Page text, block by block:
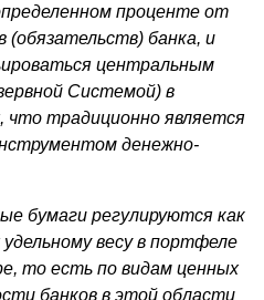
проценте от
(обязательств) банка, и
центральным
Системой) в
что традиционно является
денежно-
бумаги регулируются как
весу в портфеле
то есть по видам ценных
банков в этой области